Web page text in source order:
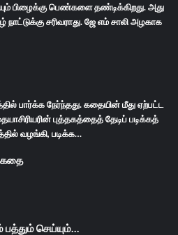
பிழைக்கு பெண்களை தண்டிக்கிறது. அது
நாட்டுக்கு சரிவராது. ஜே எம் சாலி அழகாக
பார்க்க நேர்ந்தது. கதையின் மீது ஏற்பட்ட
புத்தகத்தைத் தேடிப் படிக்கத்
வழங்கி, படிக்க…
கதை
செய்யும்…